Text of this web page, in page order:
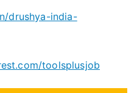
drushya-india-
toolsplusjob